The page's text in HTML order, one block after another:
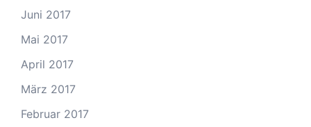
Juni 2017
Mai 2017
April 2017
März 2017
Februar 2017